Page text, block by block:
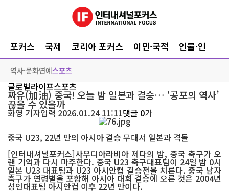
포커스 국제 코리아 포커스 이민·국적 인물·인터뷰
역사·문화연예스포츠
글로벌라이프스포츠
짜유(加油) 중국! 오늘 밤 일본과 결승… ‘공포의 역사’
끊을 수 있을까
화영기자입력 2026.01.24 11:11댓글 0가
중국 U23, 22년 만의 아시아 결승 무대서 일본과 격돌
[인터내셔널포커스]사우디아라비아 제다의 밤, 중국 축구가 오
랜 기억과 다시 마주한다. 중국 U23 축구대표팀이 24일 밤 0시
일본 U23 대표팀과 U23 아시안컵 결승전을 치른다. 중국 남자
축구가 연령별을 포함해 아시아 대회 결승에 오른 것은 2004년
성인대표팀 아시안컵 이후 22년 만이다.